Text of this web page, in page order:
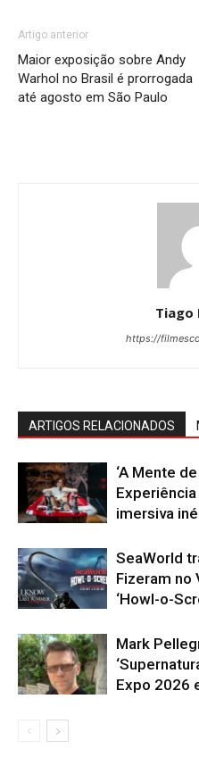
Artigo anterior
Maior exposição sobre Andy
Warhol no Brasil é prorrogada
até agosto em São Paulo
Tiago
https://
ARTIGOS RELACIONADOS
‘A Mente
imersiva
SeaWorld
Fizeram no
‘Howl-o-
Mark
Expo 2026